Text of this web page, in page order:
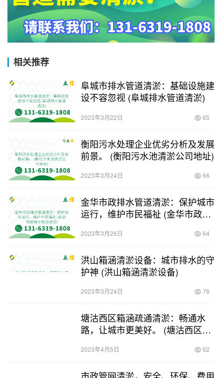
相关推荐
阜城市排水管道清淤：基础设施建
设不容忽视 (阜城排水管道清淤)
2023年3月22日 65
衡阳污水处理企业优劣分析及发展
前景。 (衡阳污水池清淤公司地址)
2023年3月24日 66
金华市政排水管道清淤：保护城市
运行，维护市民福祉 (金华市政排
2023年3月26日 64
洪山箱涵清淤设备：城市排水的守
护神 (洪山箱涵清淤设备)
2023年3月24日 76
塘沽西区箱涵疏通清淤：畅通水
路，让城市更美好。 (塘沽西区箱
2023年4月5日 62